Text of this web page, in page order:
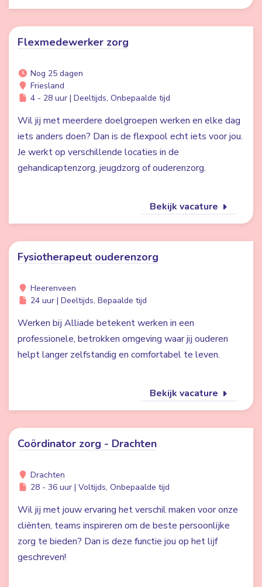
Flexmedewerker zorg
Nog 25 dagen
Friesland
4 - 28 uur | Deeltijds, Onbepaalde tijd
Wil jij met meerdere doelgroepen werken en elke dag
iets anders doen? Dan is de flexpool echt iets voor jou.
Je werkt op verschillende locaties in de
gehandicaptenzorg, jeugdzorg of ouderenzorg.
Bekijk vacature
Fysiotherapeut ouderenzorg
Heerenveen
24 uur | Deeltijds, Bepaalde tijd
Werken bij Alliade betekent werken in een
professionele, betrokken omgeving waar jij ouderen
helpt langer zelfstandig en comfortabel te leven.
Bekijk vacature
Coördinator zorg - Drachten
Drachten
28 - 36 uur | Voltijds, Onbepaalde tijd
Wil jij met jouw ervaring het verschil maken voor onze
cliënten, teams inspireren om de beste persoonlijke
zorg te bieden? Dan is deze functie jou op het lijf
geschreven!